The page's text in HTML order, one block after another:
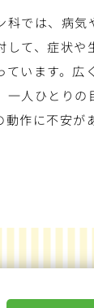
科では、病
して、症状
ています。
一人ひとり
動作に不安が